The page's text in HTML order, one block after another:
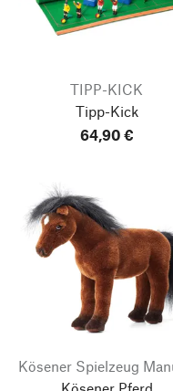
TIPP-KICK
Tipp-Kick
64,90 €